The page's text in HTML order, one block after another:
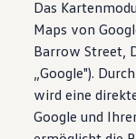
Das
Maps von
Barrow Street,
„Google").
wird eine
Google und